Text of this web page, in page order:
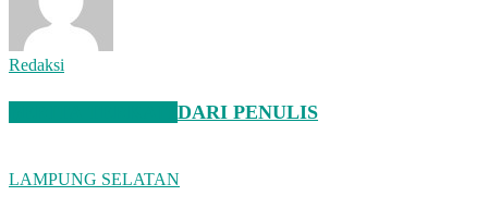
Redaksi
DARI PENULIS
LAMPUNG SELATAN